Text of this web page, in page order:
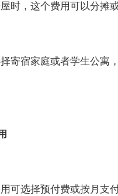
，这个费用可以分摊或
宿家庭或者学生公寓
选择预付费或按月支付